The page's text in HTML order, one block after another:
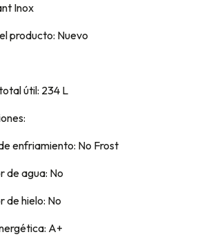
Inox
producto: Nuevo
útil: 234 L
enfriamiento: No Frost
de agua: No
de hielo: No
A+